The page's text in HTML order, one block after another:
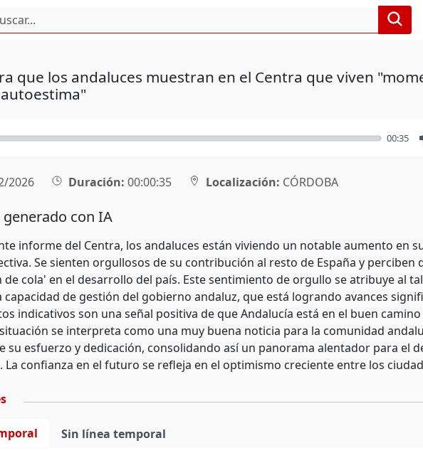
que los andaluces muestran en el Centra que viven
00:35
2026 Duración: 00:00:35 Localización: CÓRDOBA
generado con IA
informe del Centra, los andaluces están viviendo un notable aumento en
Se sienten orgullosos de su contribución al resto de España y perciben
de cola' en el desarrollo del país. Este sentimiento de orgullo se atribuye al
capacidad de gestión del gobierno andaluz, que está logrando avances
indicativos son una señal positiva de que Andalucía está en el buen
se interpreta como una muy buena noticia para la comunidad
su esfuerzo y dedicación, consolidando así un panorama alentador para el
La confianza en el futuro se refleja en el optimismo creciente entre los
Sin línea temporal